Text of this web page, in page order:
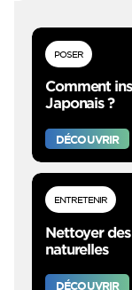
POSER
Comment
Japonais ?
DÉCOUVRIR
ENTRETENIR
Nettoyer
naturelles
DÉCOUVRIR